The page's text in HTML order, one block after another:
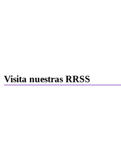
Visita nuestras RRSS